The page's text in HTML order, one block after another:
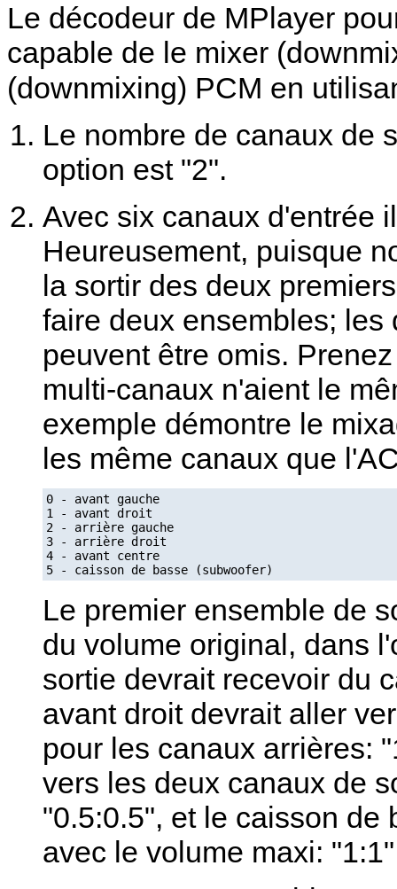
Le décodeur de MPlayer
capable de le mixer
(downmixing) PCM en
Le nombre de canaux de
option est "2".
Avec six canaux d'entrée
Heureusement, puisque
la sortir des deux
faire deux ensembles;
peuvent être omis.
multi-canaux n'aient le
exemple démontre le
les même canaux que
0 - avant gauche
1 - avant droit
2 - arrière gauche
3 - arrière droit
4 - avant centre
Le premier ensemble de
du volume original, dans
sortie devrait recevoir du
avant droit devrait aller
pour les canaux arrières:
vers les deux canaux de
"0.5:0.5", et le caisson de
avec le volume maxi: